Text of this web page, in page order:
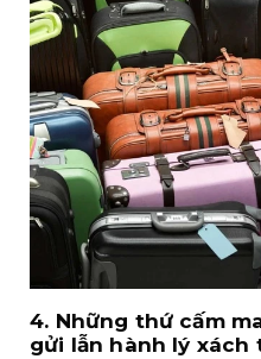
4. Những thứ cấm
gửi lẫn hành lý xách